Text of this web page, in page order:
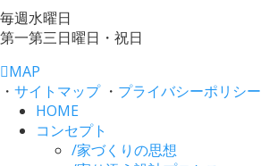
毎週水曜日
第一第三日曜日・祝日
MAP
・ サイトマップ・ プライバシーポリシー
HOME
コンセプト
/家づくりの思想